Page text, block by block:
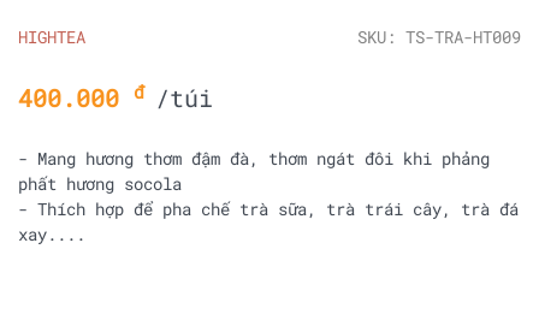
HIGHTEA SKU: TS-TRA-HT009
400.000 đ /túi
- Mang hương thơm đậm đà, thơm ngát đôi khi phảng
phất hương socola
- Thích hợp để pha chế trà sữa, trà trái cây, trà đá
xay....